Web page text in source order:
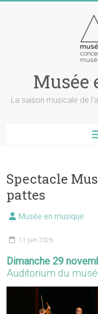
Musée
La saison musicale de
Spectacle
pattes
Musée en musique
11 juin 2026
Dimanche 29
Auditorium du